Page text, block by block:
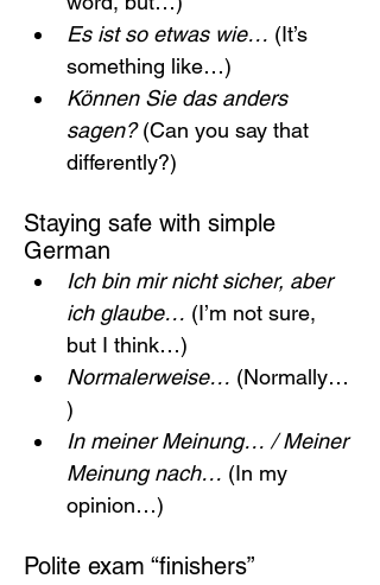
Es ist so etwas wie… (It’s
something like…)
Können Sie das anders
sagen? (Can you say that
differently?)
Staying safe with simple
German
Ich bin mir nicht sicher, aber
ich glaube… (I’m not sure,
but I think…)
Normalerweise… (Normally…
)
In meiner Meinung… / Meiner
Meinung nach… (In my
opinion…)
Polite exam “finishers”